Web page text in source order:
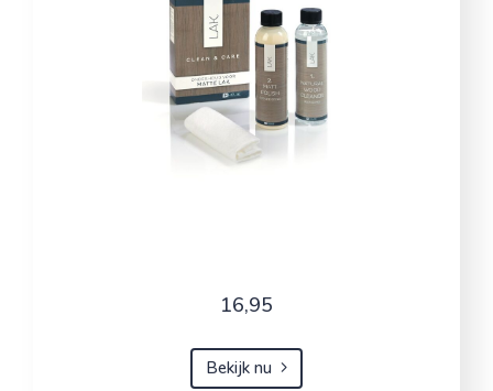
16,95
Bekijk nu